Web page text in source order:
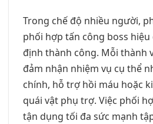
Trong chế độ nhiều người,
phối hợp tấn công boss
định thành công. Mỗi thành
đảm nhận nhiệm vụ cụ thể
chính, hỗ trợ hồi máu hoặc
quái vật phụ trợ. Việc phối
tận dụng tối đa sức mạnh